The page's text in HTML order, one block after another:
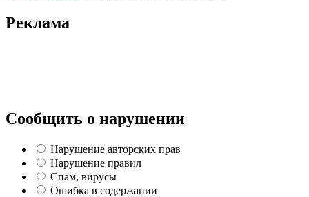
Реклама
Сообщить о нарушении
Нарушение авторских прав
Нарушение правил
Спам, вирусы
Ошибка в содержании